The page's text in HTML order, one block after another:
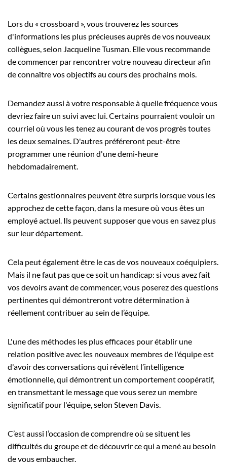
Lors du « crossboard », vous trouverez les sources
d'informations les plus précieuses auprès de vos nouveaux
collègues, selon Jacqueline Tusman. Elle vous recommande
de commencer par rencontrer votre nouveau directeur afin
de connaître vos objectifs au cours des prochains mois.
Demandez aussi à votre responsable à quelle fréquence vous
devriez faire un suivi avec lui. Certains pourraient vouloir un
courriel où vous les tenez au courant de vos progrès toutes
les deux semaines. D'autres préféreront peut-être
programmer une réunion d'une demi-heure
hebdomadairement.
Certains gestionnaires peuvent être surpris lorsque vous les
approchez de cette façon, dans la mesure où vous êtes un
employé actuel. Ils peuvent supposer que vous en savez plus
sur leur département.
Cela peut également être le cas de vos nouveaux coéquipiers.
Mais il ne faut pas que ce soit un handicap: si vous avez fait
vos devoirs avant de commencer, vous poserez des questions
pertinentes qui démontreront votre détermination à
réellement contribuer au sein de l’équipe.
L'une des méthodes les plus efficaces pour établir une
relation positive avec les nouveaux membres de l'équipe est
d'avoir des conversations qui révèlent l’intelligence
émotionnelle, qui démontrent un comportement coopératif,
en transmettant le message que vous serez un membre
significatif pour l'équipe, selon Steven Davis.
C’est aussi l’occasion de comprendre où se situent les
difficultés du groupe et de découvrir ce qui a mené au besoin
de vous embaucher.